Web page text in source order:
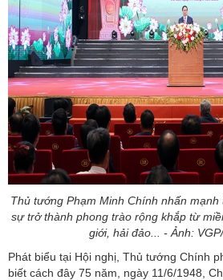
Thủ tướng Phạm Minh Chính nhấn
sự trở thành phong trào rộng khắp từ
giới, hải đảo... - Ảnh:
Phát biểu tại Hội nghị, Thủ tướng Chính
biết cách đây 75 năm, ngày 11/6/1948,